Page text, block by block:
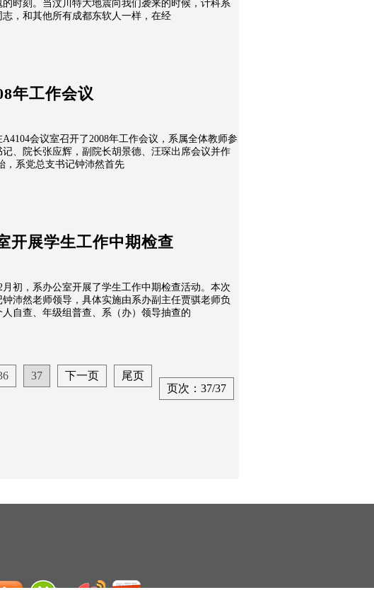
时刻。当汶川特大地震向我们袭来的时候，计科系
，和其他所有成都东软人一样，在经
年工作会议
会议室召开了2008年工作会议，系属全体教师参
、院长张应辉，副院长胡景德、汪琛出席会议并作
会议开始，系党总支书记钟沛然首先
开展学生工作中期检查
月初，系办公室开展了学生工作中期检查活动。本次
沛然老师领导，具体实施由系办副主任贾骐老师负
自查、年级组普查、系（办）领导抽查的
37 下一页
尾页
页次：37/37